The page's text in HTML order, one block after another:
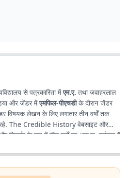
से पत्रकारिता मेंएम.ए. तथा जवाहरलाल
और जेंडर मेंएमफिल-पीएचडीके दौरान जेंडर
विषयक लेखन के लिए लगातार तीन वर्षों तक
रहे. The Credible History वेबसाइट और
के रूप में तीन वर्षों का अनुभव. वर्तमान में
साहित्य में गहरी रुचि रखते हैं तथा बिहार को
दृष्टि से समझने में विशेष दिलचस्पी.